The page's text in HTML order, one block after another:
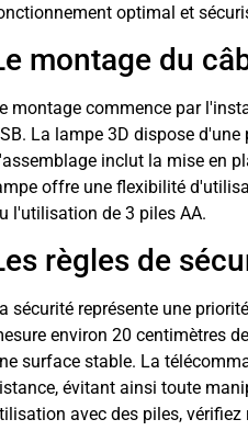
optimal et
montage du
montage commence par
La lampe 3D dispose
inclut la mise en
offre une flexibilité
l'utilisation de 3 piles AA.
règles de
sécurité représente une
environ 20 centimètres
surface stable. La
évitant ainsi toute
avec des piles,